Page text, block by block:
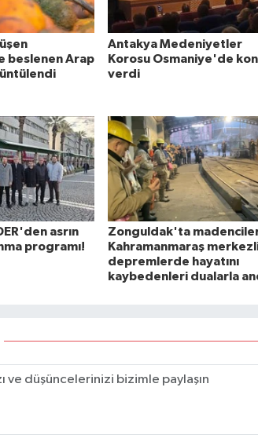
beslenen Arap
Antakya Medeniyetler
Korosu Osmaniye'de
verdi
asrın
programı!
Zonguldak'ta
Kahramanmaraş
depremlerde hayatını
kaybedenleri dualarla